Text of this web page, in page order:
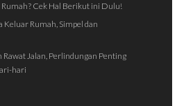
Cek Hal Berikut ini Dulu!
Keluar Rumah, Simpel dan
Rawat Jalan, Perlindungan Penting
hari